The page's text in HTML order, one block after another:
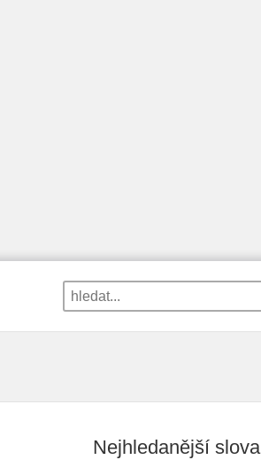
Nejhledanější slova